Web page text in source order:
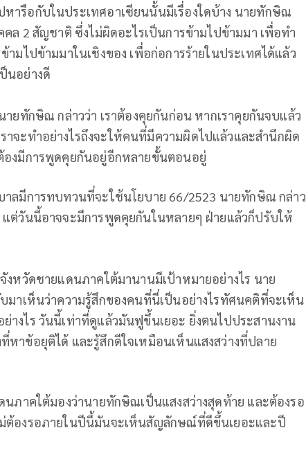
ารือกับในประเทศอาเซียนนั้นมีเรื่องใดบ้าง นายทักษิณ
ล 2 สัญชาติ ซึ่งไม่ผิดอะไรเป็นการข้ามไปข้ามมา เพื่อทำ
มไปข้ามมาในเชิงของ เพื่อก่อการร้ายในประเทศได้แล้ว
นอย่างดี
ายทักษิณ กล่าวว่า เราต้องคุยกันก่อน หากเราคุยกันจบแล้ว
าจะทำอย่างไรถึงจะให้คนที่มีความผิดไปแล้วและสำนึกผิด
องมีการพูดคุยกันอยู่อีกหลายขั้นตอนอยู่
าลมีการทบทวนที่จะใช้นโยบาย 66/2523 นายทักษิณ กล่าว
ต่วันนี้อาจจะมีการพูดคุยกันในหลายๆ ฝ่ายแล้วก็ปรับให้
งหวัดชายแดนภาคใต้มานานมีเป้าหมายอย่างไร นาย
มาเห็นว่าความรู้สึกของคนที่นี่เป็นอย่างไรทัศนคติที่จะเห็น
างไร วันนี้เท่าที่ดูแล้วมันฟูขึ้นเยอะ ยิ่งตนไปประสานงาน
หาข้อยุติได้ และรู้สึกดีใจเหมือนเห็นแสงสว่างที่ปลาย
นภาคใต้มองว่านายทักษิณเป็นแสงสว่างสุดท้าย และต้องรอ
ต้องรอภายในปีนี้มันจะเห็นสัญลักษณ์ที่ดีขึ้นเยอะและปี